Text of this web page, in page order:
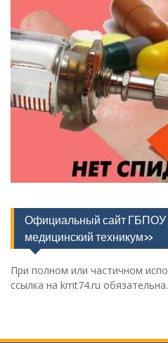
Официальный сайт ГБПОУ
медицинский техникум»
При полном или частичном
ссылка на kmt74.ru обязательна.